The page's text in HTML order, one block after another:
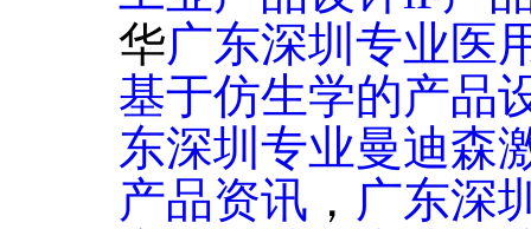
华广东深圳专业医
基于仿生学的产品
东深圳专业曼迪森
产品资讯 ， 广东深